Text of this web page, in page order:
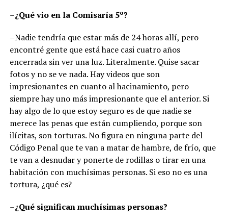
–¿Qué vio en la Comisaría 5º?
–Nadie tendría que estar más de 24 horas allí, pero
encontré gente que está hace casi cuatro años
encerrada sin ver una luz. Literalmente. Quise sacar
fotos y no se ve nada. Hay videos que son
impresionantes en cuanto al hacinamiento, pero
siempre hay uno más impresionante que el anterior. Si
hay algo de lo que estoy seguro es de que nadie se
merece las penas que están cumpliendo, porque son
ilícitas, son torturas. No figura en ninguna parte del
Código Penal que te van a matar de hambre, de frío, que
te van a desnudar y ponerte de rodillas o tirar en una
habitación con muchísimas personas. Si eso no es una
tortura, ¿qué es?
–¿Qué significan muchísimas personas?